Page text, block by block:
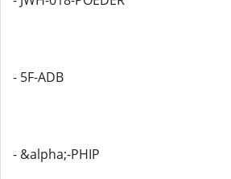
- 5F-ADB
- &alpha;-PHIP